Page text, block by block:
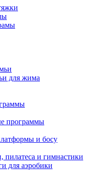
для жима
программы
и босу
пилатеса и гимнастики
для аэробики